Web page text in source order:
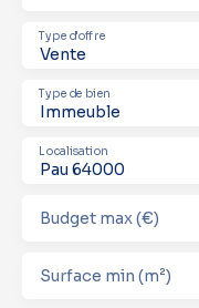
Vente
Type d'offre
Immeuble
Type de bien
Pau 64000
Localisation
Budget max (€)
Surface min (m²)